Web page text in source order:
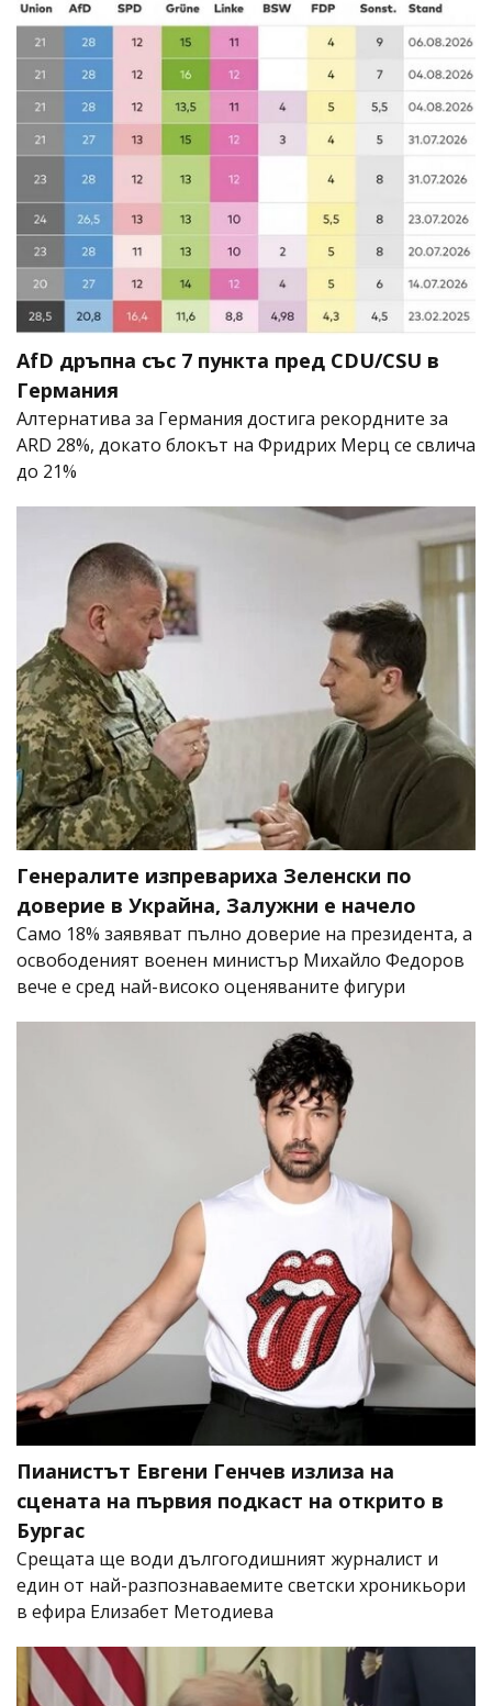
AfD дръпна със 7 пункта пред CDU/CSU в
Германия
Алтернатива за Германия достига рекордните за
ARD 28%, докато блокът на Фридрих Мерц се свлича
до 21%
Генералите изпревариха Зеленски по
доверие в Украйна, Залужни е начело
Само 18% заявяват пълно доверие на президента, а
освободеният военен министър Михайло Федоров
вече е сред най-високо оценяваните фигури
Пианистът Евгени Генчев излиза на
сцената на първия подкаст на открито в
Бургас
Срещата ще води дългогодишният журналист и
един от най-разпознаваемите светски хроникьори
в ефира Елизабет Методиева